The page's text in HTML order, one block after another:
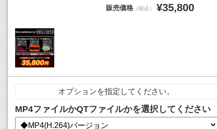
販売価格 （税込） ¥35,800
オプションを指定してください。
MP4ファイルかQTファイルかを選択してください